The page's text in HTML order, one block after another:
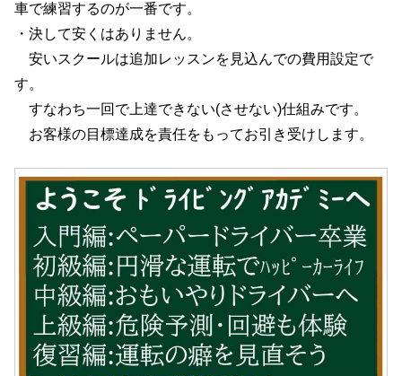
車で練習するのが一番です。
・決して安くはありません。
安いスクールは追加レッスンを見込んでの費用設定で
す。
すなわち一回で上達できない(させない)仕組みです。
お客様の目標達成を責任をもってお引き受けします。